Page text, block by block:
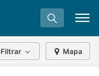
Filtrar Mapa